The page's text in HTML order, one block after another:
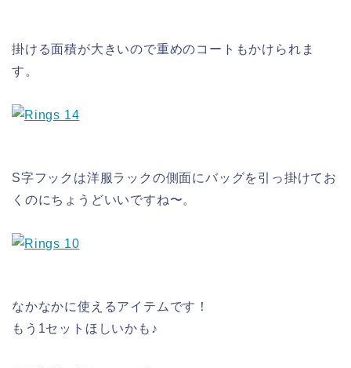
掛ける面積が大きいので重めのコートもかけられま
す。
S字フックは洋服ラックの側面にバッグを引っ掛けてお
くのにちょうどいいですね〜。
なかなかに使えるアイテムです！
もう1セットほしいかも♪